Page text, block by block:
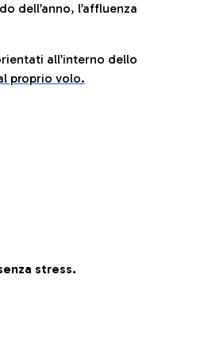
dell’anno, l’affluenza
all’interno dello
proprio volo.
stress.